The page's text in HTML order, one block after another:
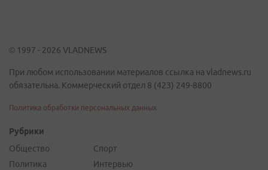
© 1997 - 2026 VLADNEWS
При любом использовании материалов ссылка на vladnews.ru
обязательна. Коммерческий отдел 8 (423) 249-8800
Политика обработки персональных данных
Рубрики
Общество
Политика
Спорт
Интервью